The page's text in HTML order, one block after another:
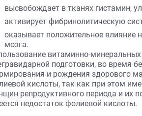
высвобождает в тканях гистамин,
активирует фибринолитическую
оказывает положительное
мозга.
витаминно-
подготовки, во время
и рождения здорового
кислоты, так как при этом
репродуктивного периода и их
недостаток фолиевой кислоты.